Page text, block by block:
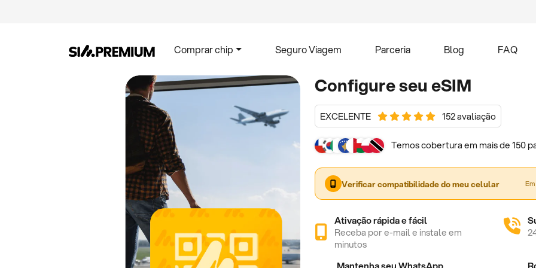
Comprar chip Seguro Viagem Parceria Blog FAQ
Configure seu eSIM
EXCELENTE 152 avaliação
Temos cobertura em mais de 150
Verificar compatibilidade do meu celular
Ativação rápida e fácil
Receba por e-mail e instale em
minutos